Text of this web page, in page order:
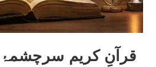
قرآنِ کریم